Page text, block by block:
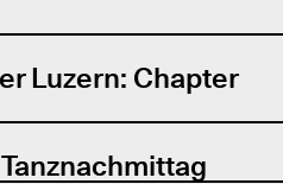
Luzern: Chapter